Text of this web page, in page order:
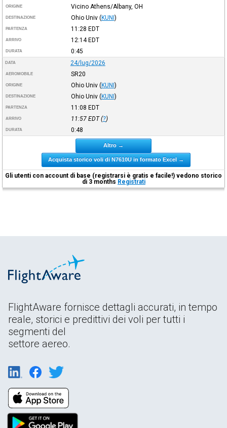
ORIGINE Vicino Athens/Albany, OH
DESTINAZIONE Ohio Univ (KUNI )
PARTENZA 11:28 EDT
ARRIVO 12:14 EDT
DURATA 0:45
DATA 24/lug/2026
AEROMOBILE SR20
ORIGINE Ohio Univ (KUNI )
DESTINAZIONE Ohio Univ (KUNI )
PARTENZA 11:08 EDT
ARRIVO 11:57 EDT(?)
DURATA 0:48
Altro →
Acquista storico voli di N7610U in formato Excel →
Gli utenti con account di base (registrarsi è gratis e facile!) vedono storico
di 3 months Registrati
FlightAware fornisce dettagli accurati, in tempo
reale, storici e predittivi dei voli per tutti i
segmenti del
settore aereo.